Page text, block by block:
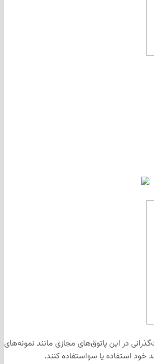
در این پاتوق‌های مجازی مانند نمونه‌های
خود استفاده یا سواستفاده کنند.